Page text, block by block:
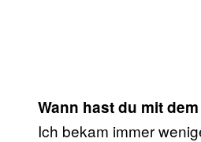
Wann hast du mit
Ich bekam immer